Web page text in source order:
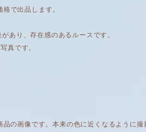
で出品します。
あり、存在感のあるルースです。
真です。
の画像です。本来の色に近くなるように撮